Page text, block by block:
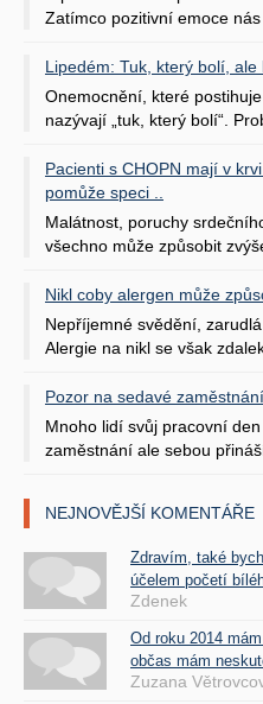
Zatímco pozitivní emoce
Lipedém: Tuk, který bolí,
Onemocnění, které
nazývají „tuk, který bolí“.
Pacienti s CHOPN mají v
pomůže speci ..
Malátnost, poruchy
všechno může způsobit
Nikl coby alergen může
Nepříjemné svědění,
Alergie na nikl se však
Pozor na sedavé
Mnoho lidí svůj pracovní
zaměstnání ale sebou
NEJNOVĚJŠÍ KOMENTÁŘE
Zdravím, také
účelem početí
Zdenek
Od roku 2014
občas mám
Zuzana